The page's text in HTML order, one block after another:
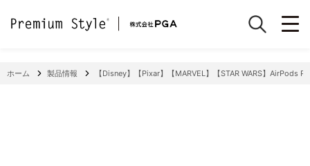
ホーム 製品情報 【Disney】【Pixar】【MARVEL】【STAR WARS】AirPods